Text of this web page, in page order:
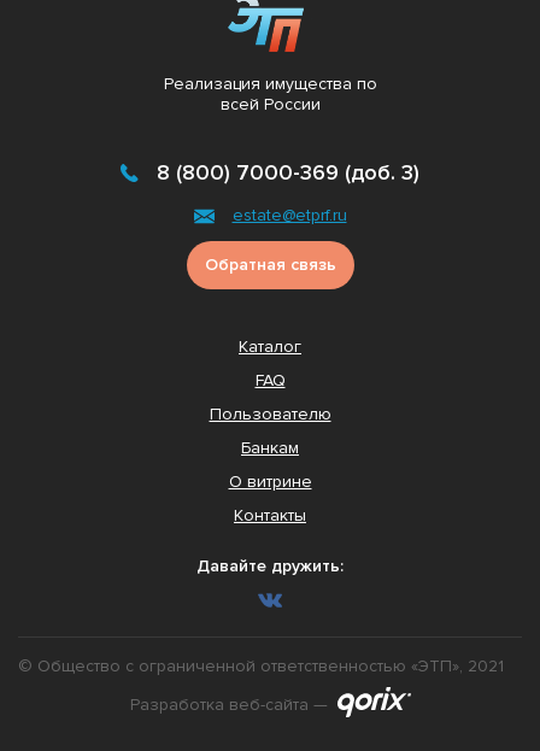
Реализация имущества по
всей России
8 (800) 7000-369 (доб. 3)
estate@etprf.ru
Обратная связь
Каталог
FAQ
Пользователю
Банкам
О витрине
Контакты
Давайте дружить:
© Общество с ограниченной ответственностью «ЭТП», 2021
Разработка веб-сайта —